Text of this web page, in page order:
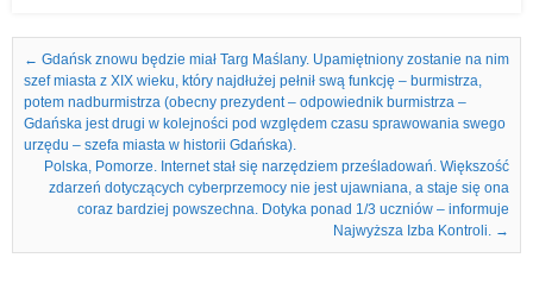
Nawigacja we wpisach
← Gdańsk znowu będzie miał Targ Maślany. Upamiętniony zostanie na nim
szef miasta z XIX wieku, który najdłużej pełnił swą funkcję – burmistrza,
potem nadburmistrza (obecny prezydent – odpowiednik burmistrza –
Gdańska jest drugi w kolejności pod względem czasu sprawowania swego
urzędu – szefa miasta w historii Gdańska).
Polska, Pomorze. Internet stał się narzędziem prześladowań. Większość
zdarzeń dotyczących cyberprzemocy nie jest ujawniana, a staje się ona
coraz bardziej powszechna. Dotyka ponad 1/3 uczniów – informuje
Najwyższa Izba Kontroli. →